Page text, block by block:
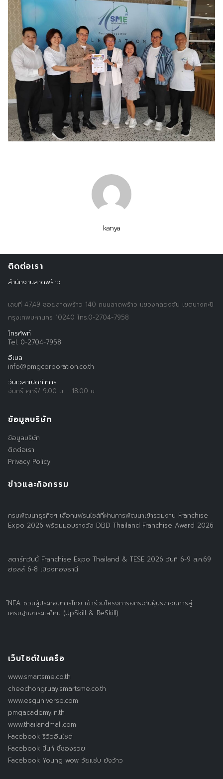
Search
kanya
ติดต่อเรา
สำนักงานลาดพร้าว
เลขที่ 47,49 ซอยลาดพร้าว 140 ถนนลาดพร้าว แขวงคลองจั่น เขตบางกะปิ
กรุงเทพมหานคร 10240 โทร.0-2704-7958
โทรศัพท์
Tel. 0-2704-7958
อีเมล
info@pmgcorporation.co.th
วันเวลาเปิดทำการ
จันทร์-ศุกร์/ 9:00 น. - 18:00 น.
ข้อมูลบริษัท
ข้อมูลบริษัท
ติดต่อเรา
Privacy Policy
ข่าวและกิจกรรม
กรมพัฒนาธุรกิจฯ เลือกแฟรนไชส์ที่ผ่านการพัฒนาเข้าร่วมงาน Franchise
Expo 2026 พร้อมมอบรางวัล DBD Thailand Franchise Award 2026
สตาร์ทวันนี้ Franchise Expo Thailand & TESE 2026 วันที่ 6-9 ส.ค.69
ฮอลล์ 6-8 เมืองทองธานี
์NEA ชวนผู้ประกอบการไทย เข้าร่วมโครงการยกระดับผู้ประกอบการสู่
เศรษฐกิจกระแสใหม่ (UpSkill & ReSkill)
เว็บไซต์ในเครือ
www.smartsme.co.th
cheechongruay.smartsme.co.th
www.esguniverse.com
pmgacademy.in.th
www.thailandmall.com
Facebook รีวิวอินไซต์
Facebook มิ้นท์ ชี้ช่องรวย
Facebook Young wow วัยแซ่บ ยังว้าว